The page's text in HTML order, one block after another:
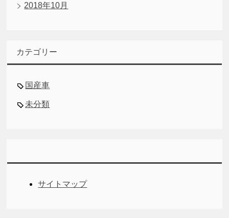
2018年10月
カテゴリー
国産車
未分類
サイトマップ